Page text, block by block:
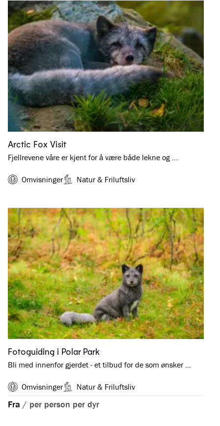
Arctic Fox Visit
Fjellrevene våre er kjent for å være både lekne og …
Omvisninger Natur & Friluftsliv
Fotoguiding i Polar Park
Bli med innenfor gjerdet - et tilbud for de som ønsker …
Omvisninger Natur & Friluftsliv
Fra / per person per dyr